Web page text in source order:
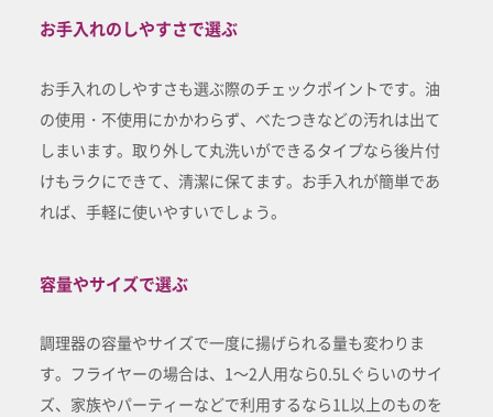
お手入れのしやすさで選ぶ
お手入れのしやすさも選ぶ際のチェックポイントです。油
の使用・不使用にかかわらず、べたつきなどの汚れは出て
しまいます。取り外して丸洗いができるタイプなら後片付
けもラクにできて、清潔に保てます。お手入れが簡単であ
れば、手軽に使いやすいでしょう。
容量やサイズで選ぶ
調理器の容量やサイズで一度に揚げられる量も変わりま
す。フライヤーの場合は、1～2人用なら0.5Lぐらいのサイ
ズ、家族やパーティーなどで利用するなら1L以上のものを